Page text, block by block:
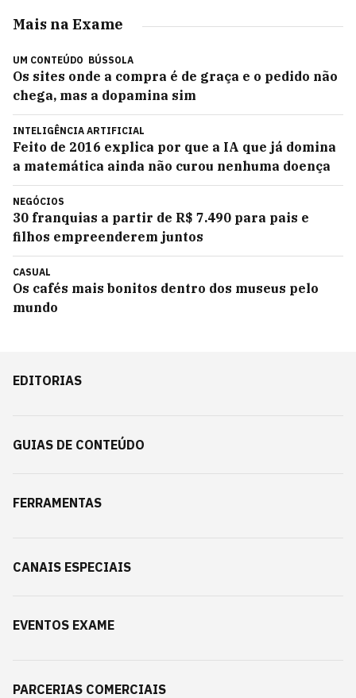
Mais na Exame
UM CONTEÚDO BÚSSOLA
Os sites onde a compra é de graça e o pedido não
chega, mas a dopamina sim
INTELIGÊNCIA ARTIFICIAL
Feito de 2016 explica por que a IA que já domina
a matemática ainda não curou nenhuma doença
NEGÓCIOS
30 franquias a partir de R$ 7.490 para pais e
filhos empreenderem juntos
CASUAL
Os cafés mais bonitos dentro dos museus pelo
mundo
EDITORIAS
GUIAS DE CONTEÚDO
FERRAMENTAS
CANAIS ESPECIAIS
EVENTOS EXAME
PARCERIAS COMERCIAIS